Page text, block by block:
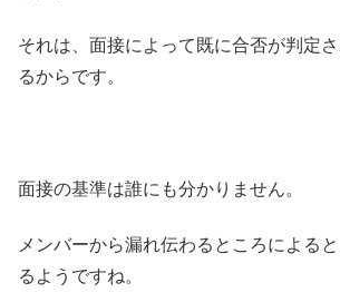
それは、面接によって既に合否が判定
るからです。
面接の基準は誰にも分かりません。
メンバーから漏れ伝わるところによる
るようですね。